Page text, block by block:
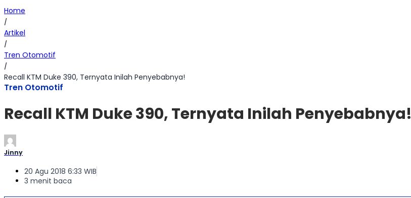
Home
/
Artikel
/
Tren Otomotif
/
Recall KTM Duke 390, Ternyata Inilah Penyebabnya!
Tren Otomotif
Recall KTM Duke 390, Ternyata Inilah Penyebabnya!
Jinny
20 Agu 2018 6:33 WIB
3 menit baca